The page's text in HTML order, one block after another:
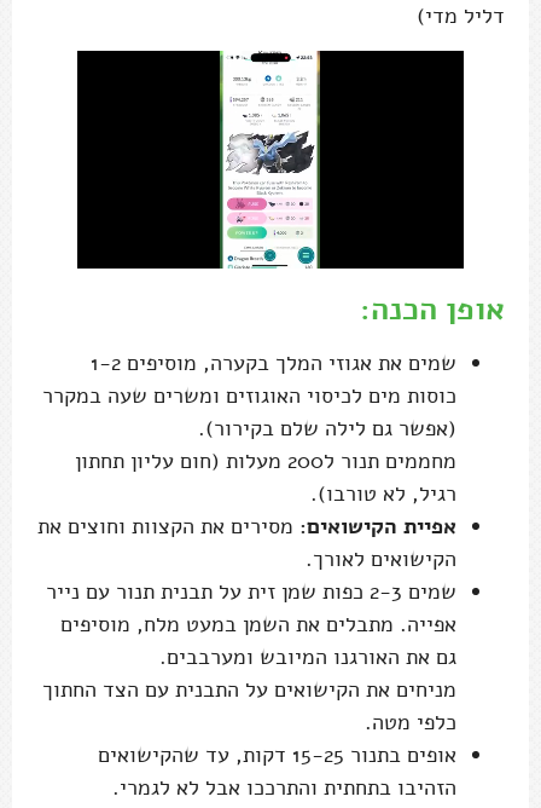
דליל מדי)
אופן הכנה:
שמים את אגוזי המלך בקערה, מוסיפים 1-2
כוסות מים לכיסוי האוגוזים ומשרים שעה במקרר
(אפשר גם לילה שלם בקירור).
מחממים תנור ל200 מעלות (חום עליון תחתון
רגיל, לא טורבו).
אפיית הקישואים: מסירים את הקצוות וחוצים את
הקישואים לאורך.
שמים 2-3 כפות שמן זית על תבנית תנור עם נייר
אפייה. מתבלים את השמן במעט מלח, מוסיפים
גם את האורגנו המיובש ומערבבים.
מניחים את הקישואים על התבנית עם הצד החתוך
כלפי מטה.
אופים בתנור 15-25 דקות, עד שהקישואים
הזהיבו בתחתית והתרככו אבל לא לגמרי.